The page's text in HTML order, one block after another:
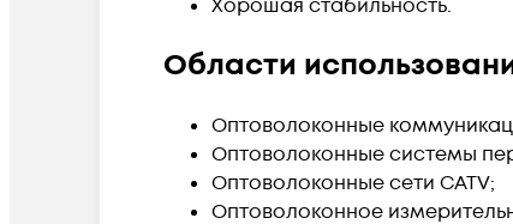
Хорошая стабильность.
Области
Оптоволоконные
Оптоволоконные системы
Оптоволоконные сети CATV;
Оптоволоконное